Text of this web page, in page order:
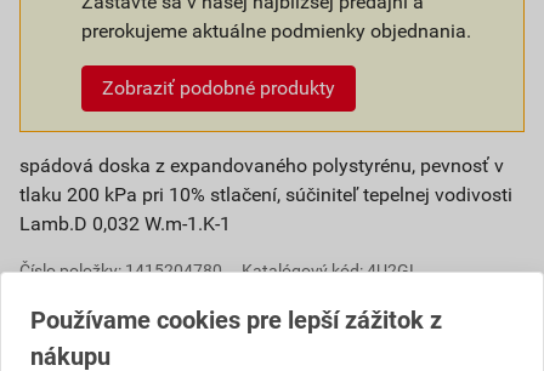
prerokujeme aktuálne podmienky objednania.
Zobraziť podobné produkty
spádová doska z expandovaného polystyrénu, pevnosť v
tlaku 200 kPa pri 10% stlačení, súčiniteľ tepelnej vodivosti
Lamb.D 0,032 W.m-1.K-1
Číslo položky:1415204780
Katalógový kód: 4U2GL
Používame cookies pre lepší zážitok z
nákupu